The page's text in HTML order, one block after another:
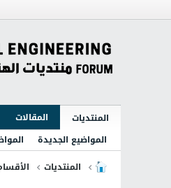
المنتديات المقالات
المواضيع الجديدة
المنتديات